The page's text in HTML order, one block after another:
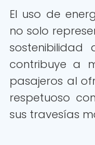
El uso de
no solo
sostenibilidad
contribuye a
pasajeros al
respetuoso
sus travesías